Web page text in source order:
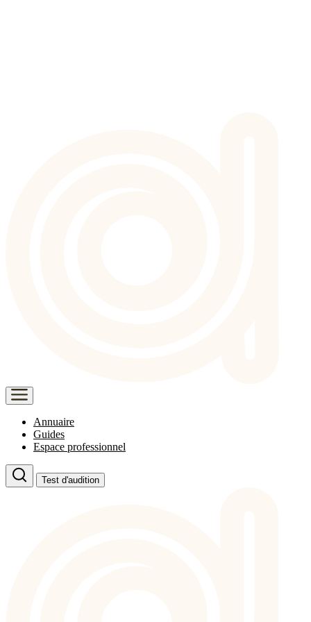
Annuaire
Guides
Espace professionnel
Test d'audition